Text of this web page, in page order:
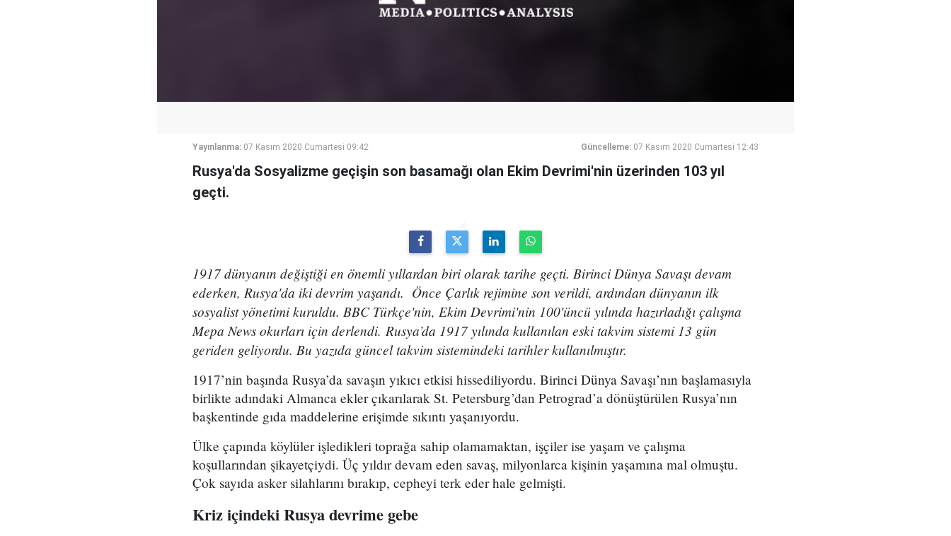
Yayınlanma: 07 Kasım 2020 Cumartesi 09:42 Güncelleme: 07 Kasım 2020 Cumartesi 12:43
Rusya'da Sosyalizme geçişin son basamağı olan Ekim Devrimi'nin üzerinden 103 yıl
geçti.
1917 dünyanın değiştiği en önemli yıllardan biri olarak tarihe geçti. Birinci Dünya Savaşı devam
ederken, Rusya'da iki devrim yaşandı. Önce Çarlık rejimine son verildi, ardından dünyanın ilk
sosyalist yönetimi kuruldu. BBC Türkçe'nin, Ekim Devrimi'nin 100'üncü yılında hazırladığı çalışma
Mepa News okurları için derlendi. Rusya’da 1917 yılında kullanılan eski takvim sistemi 13 gün
geriden geliyordu. Bu yazıda güncel takvim sistemindeki tarihler kullanılmıştır.
1917’nin başında Rusya’da savaşın yıkıcı etkisi hissediliyordu. Birinci Dünya Savaşı’nın başlamasıyla
birlikte adındaki Almanca ekler çıkarılarak St. Petersburg’dan Petrograd’a dönüştürülen Rusya’nın
başkentinde gıda maddelerine erişimde sıkıntı yaşanıyordu.
Ülke çapında köylüler işledikleri toprağa sahip olamamaktan, işçiler ise yaşam ve çalışma
koşullarından şikayetçiydi. Üç yıldır devam eden savaş, milyonlarca kişinin yaşamına mal olmuştu.
Çok sayıda asker silahlarını bırakıp, cepheyi terk eder hale gelmişti.
Kriz içindeki Rusya devrime gebe